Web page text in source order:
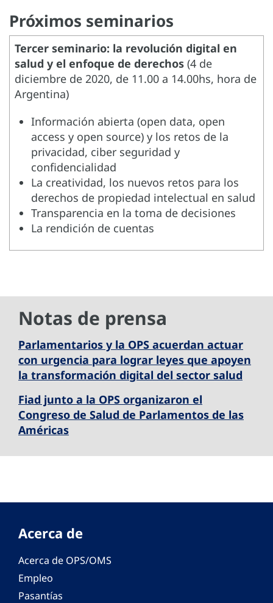
Próximos seminarios
Tercer seminario: la revolución digital en
salud y el enfoque de derechos (4 de
diciembre de 2020, de 11.00 a 14.00hs, hora de
Argentina)
Información abierta (open data, open
access y open source) y los retos de la
privacidad, ciber seguridad y
confidencialidad
La creatividad, los nuevos retos para los
derechos de propiedad intelectual en salud
Transparencia en la toma de decisiones
La rendición de cuentas
Notas de prensa
Parlamentarios y la OPS acuerdan actuar
con urgencia para lograr leyes que apoyen
la transformación digital del sector salud
Fiad junto a la OPS organizaron el
Congreso de Salud de Parlamentos de las
Américas
Acerca de
Acerca de OPS/OMS
Empleo
Pasantías